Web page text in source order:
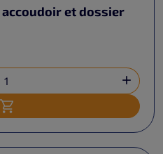
accoudoir et dossier

Ajouter au panier